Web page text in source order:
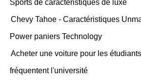
Sports de caractéristiques de luxe
Chevy Tahoe - Caractéristiques
Power paniers Technology
Acheter une voiture pour les
fréquentent l'université